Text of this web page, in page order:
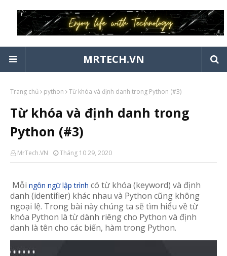
MRTECH.VN
Trang chủ python Từ khóa và định danh trong Python (#3)
Từ khóa và định danh trong
Python (#3)
MrTech.VN Tháng 10 29, 2020
Mỗi ngôn ngữ lập trình có từ khóa (keyword) và định
danh (identifier) khác nhau và Python cũng không
ngoại lệ. Trong bài này chúng ta sẽ tìm hiểu về từ
khóa Python là từ dành riêng cho Python và định
danh là tên cho các biến, hàm trong Python.